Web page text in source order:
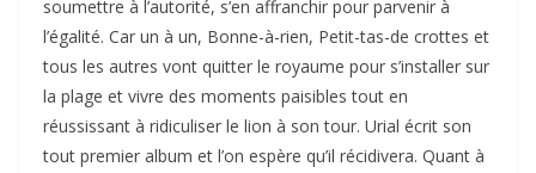
soumettre à l’autorité, s’en affranchir pour parvenir à
l’égalité. Car un à un, Bonne-à-rien, Petit-tas-de crottes et
tous les autres vont quitter le royaume pour s’installer sur
la plage et vivre des moments paisibles tout en
réussissant à ridiculiser le lion à son tour. Urial écrit son
tout premier album et l’on espère qu’il récidivera. Quant à